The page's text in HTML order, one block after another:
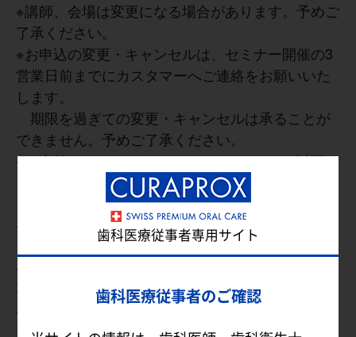
※講師、会場は変更になる場合があります。予めご
了承ください。
※お申込の変更・キャンセルは、セミナー開催の3
営業日前までにカスタマーへご連絡をお願いいた
します。
期限を過ぎての変更・キャンセルは承ることが
できません。予めご了承ください。
※お支払いはクレジットカードのみとなり、以下の
カードをご利用頂けます。
Visa、Mastercard、American Express
※クーポンコードは併用できません。複数名でお申
し込みの場合、クーポンは全員に適用されます。
※当日の持ち物は特にありません。メモ等を取る必
要がある場合は筆記用具などをお持ちください。
※お弁当をご提供いたしますので、お持ち込みいた
だく必要はございません。
歯科医療従事者専用サイト
歯科医療従事者のご確認